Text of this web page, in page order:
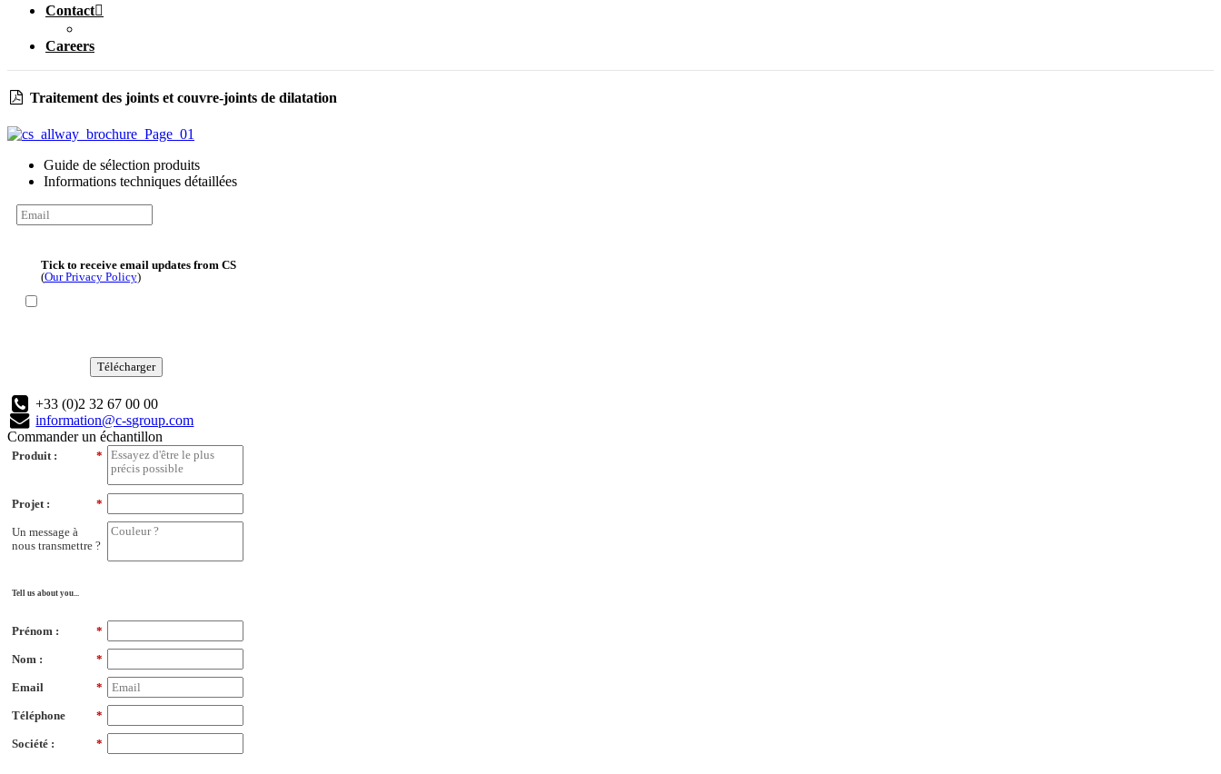
Contact
Careers
Traitement des joints et couvre-joints de dilatation
Guide de sélection produits
Informations techniques détaillées
Tick to receive email updates from CS
(Our Privacy Policy)
Télécharger
+33 (0)2 32 67 00 00
information@c-sgroup.com
Commander un échantillon
*
Produit :
*
Projet :
Un message à
nous transmettre ?
Tell us about you...
*
Prénom :
*
Nom :
*
Email
*
Téléphone
*
Société :